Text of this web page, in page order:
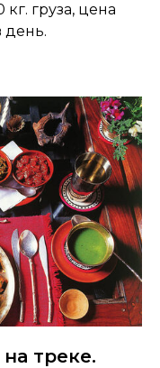
груза, цена
день.
треке.